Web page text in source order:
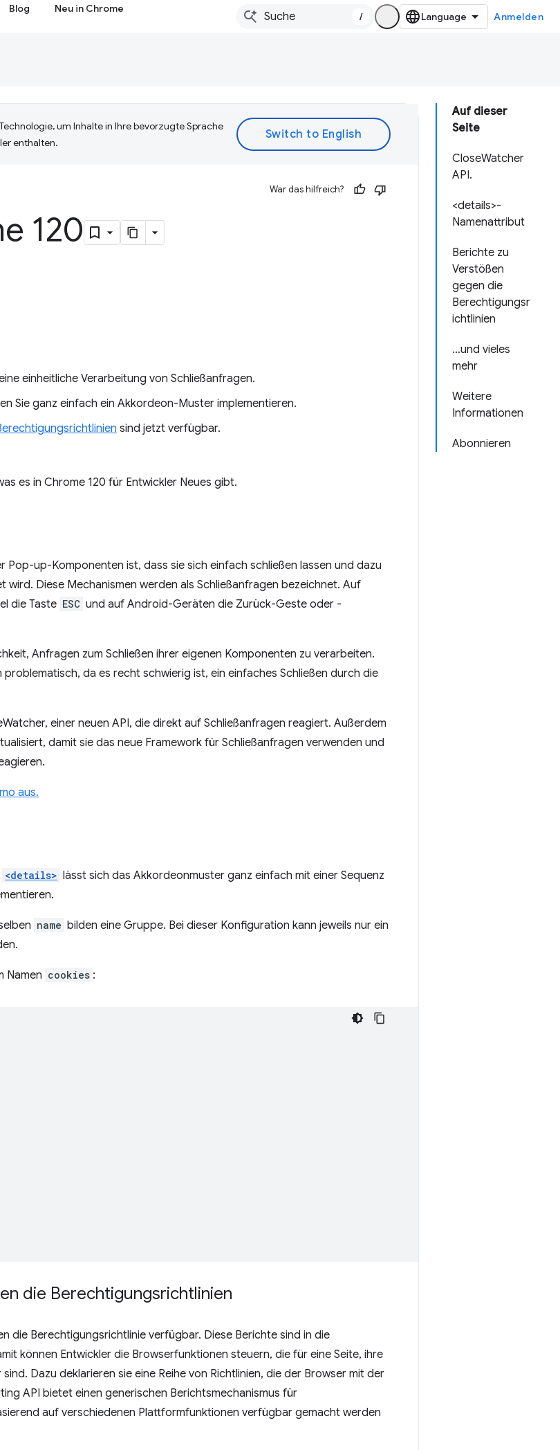
Blog Neu in Chrome
/ Anmelden
Auf dieser
Seite
CloseWatcher
API.
<details>-
Namenattribut
Berichte zu
Verstößen
gegen die
Berechtigungsr
ichtlinien
…und vieles
mehr
Weitere
Informationen
Abonnieren
um Inhalte in Ihre bevorzugte Sprache
enthalten.
War das hilfreich?
120
einheitliche Verarbeitung von Schließanfragen.
Sie ganz einfach ein Akkordeon-Muster implementieren.
sind jetzt verfügbar.
es in Chrome 120 für Entwickler Neues gibt.
Pop-up-Komponenten ist, dass sie sich einfach schließen lassen und dazu
wird. Diese Mechanismen werden als Schließanfragen bezeichnet. Auf
die Taste ESC und auf Android-Geräten die Zurück-Geste oder -
Anfragen zum Schließen ihrer eigenen Komponenten zu verarbeiten.
da es recht schwierig ist, ein einfaches Schließen durch die
einer neuen API, die direkt auf Schließanfragen reagiert. Außerdem
damit sie das neue Framework für Schließanfragen verwenden und
aus.
<details> lässt sich das Akkordeonmuster ganz einfach mit einer Sequenz
name bilden eine Gruppe. Bei dieser Konfiguration kann jeweils nur ein
Namen cookies :
die Berechtigungsrichtlinien
die Berechtigungsrichtlinie verfügbar. Diese Berichte sind in die
können Entwickler die Browserfunktionen steuern, die für eine Seite, ihre
Dazu deklarieren sie eine Reihe von Richtlinien, die der Browser mit der
API bietet einen generischen Berichtsmechanismus für
auf verschiedenen Plattformfunktionen verfügbar gemacht werden